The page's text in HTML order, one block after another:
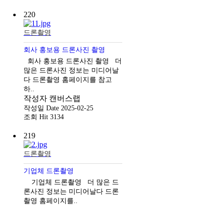
220
드론촬영
회사 홍보용 드론사진 촬영
회사 홍보용 드론사진 촬영 더
많은 드론사진 정보는 미디어날
다 드론촬영 홈페이지를 참고
하..
작성자 캔버스랩
작성일 Date 2025-02-25
조회 Hit 3134
219
드론촬영
기업체 드론촬영
기업체 드론촬영 더 많은 드
론사진 정보는 미디어날다 드론
촬영 홈페이지를..